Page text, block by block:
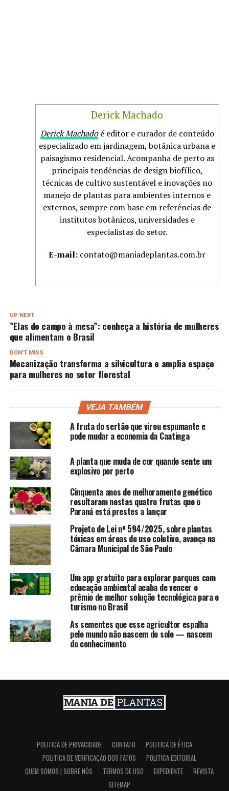
Derick Machado
Derick Machadoé editor e curador de conteúdo
especializado em jardinagem, botânica urbana e
paisagismo residencial. Acompanha de perto as
principais tendências de design biofílico,
técnicas de cultivo sustentável e inovações no
manejo de plantas para ambientes internos e
externos, sempre com base em referências de
institutos botânicos, universidades e
especialistas do setor.
E-mail: contato@maniadeplantas.com.br
UP NEXT
”Elas do campo à mesa”: conheça a história de mulheres
que alimentam o Brasil
DON'T MISS
Mecanização transforma a silvicultura e amplia espaço
para mulheres no setor florestal
VEJA TAMBÉM
A fruta do sertão que virou espumante e
pode mudar a economia da Caatinga
A planta que muda de cor quando sente um
explosivo por perto
Cinquenta anos de melhoramento genético
resultaram nestas quatro frutas que o
Paraná está prestes a lançar
Projeto de Lei nº 594/2025, sobre plantas
tóxicas em áreas de uso coletivo, avança na
Câmara Municipal de São Paulo
Um app gratuito para explorar parques com
educação ambiental acaba de vencer o
prêmio de melhor solução tecnológica para o
turismo no Brasil
As sementes que esse agricultor espalha
pelo mundo não nascem do solo — nascem
do conhecimento
POLITICA DE PRIVACIDADE CONTATO
POLITICA DE ÉTICA
POLITICA DE VERIFICAÇÃO DOS FATOS
POLITICA EDITORIAL
QUEM SOMOS | SOBRE NÓS
TERMOS DE USO EXPEDIENTE
REVISTA
SITEMAP